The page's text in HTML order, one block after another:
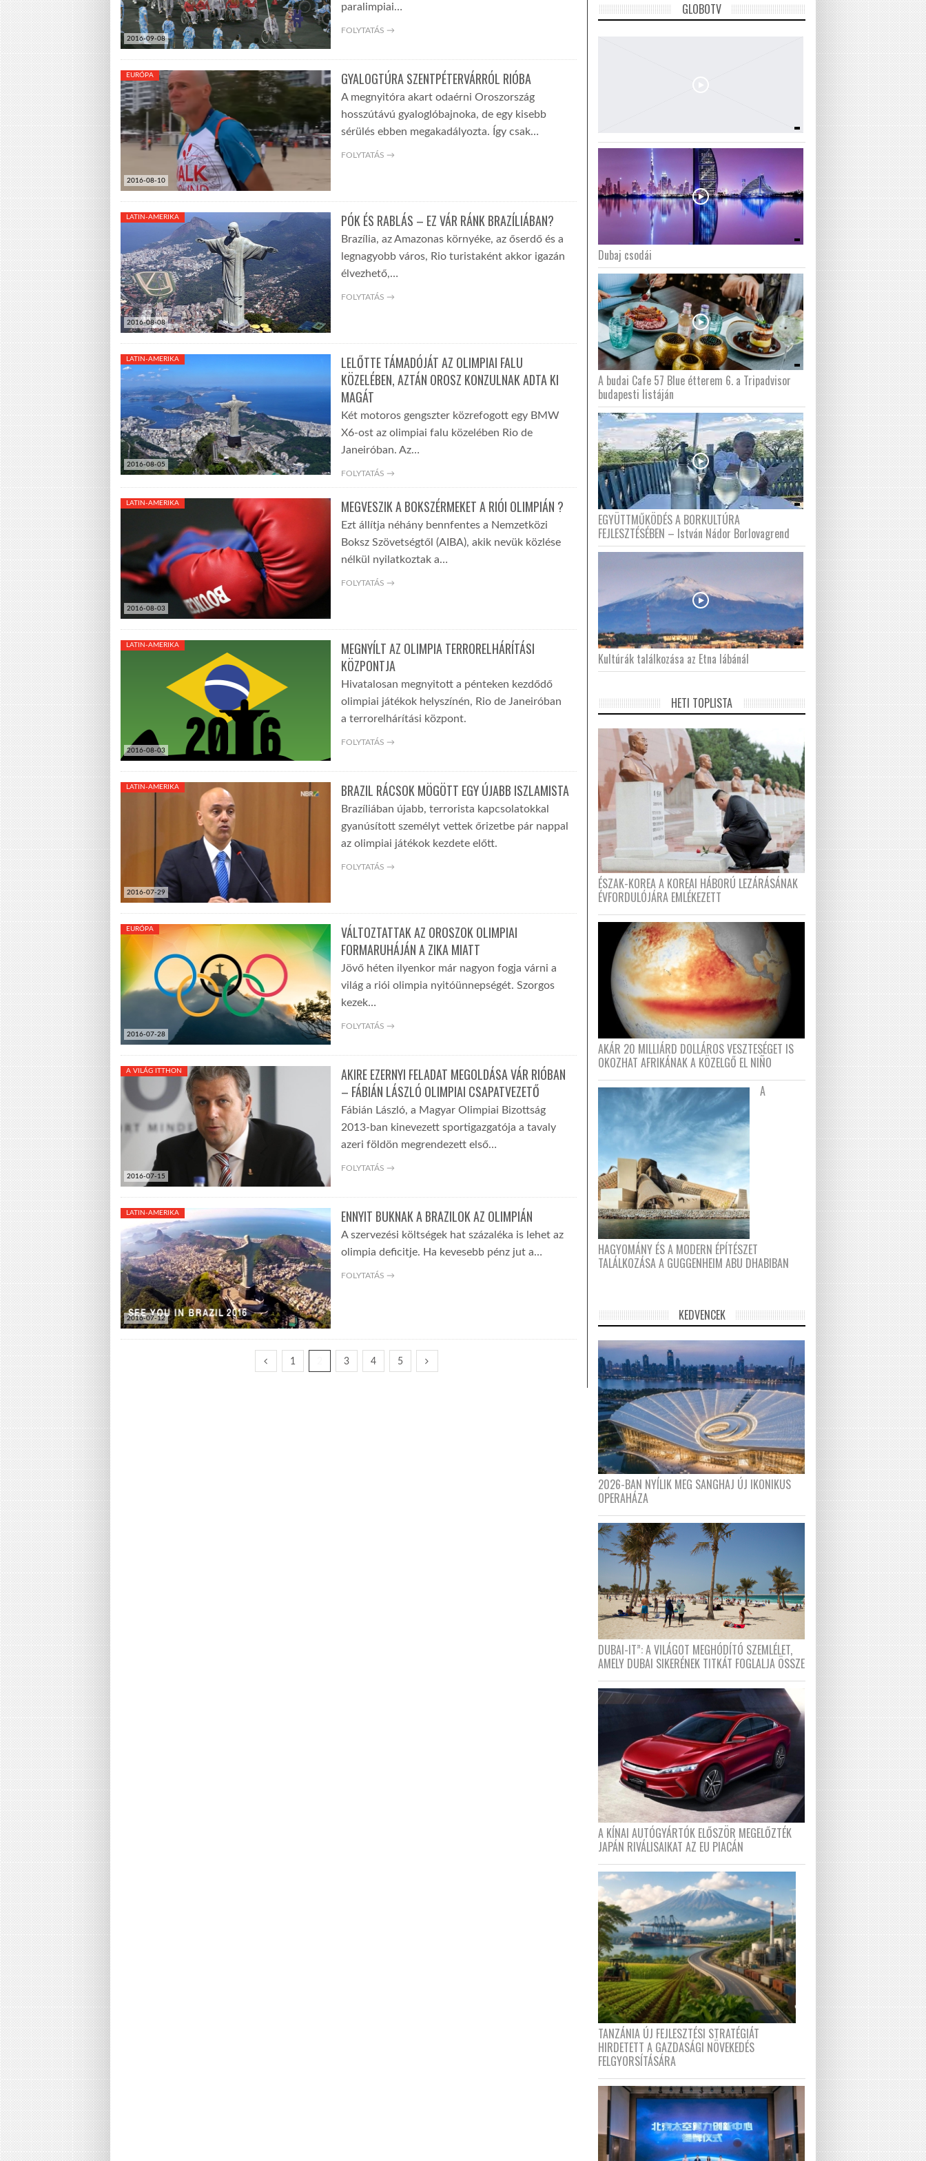
2016-09-08
paralimpiai…
FOLYTATÁS →
2016-08-10
EURÓPA GYALOGTÚRA SZENTPÉTERVÁRRÓL RIÓBA
A megnyitóra akart odaérni Oroszország
hosszútávú gyaloglóbajnoka, de egy kisebb
sérülés ebben megakadályozta. Így csak…
FOLYTATÁS →
2016-08-08
LATIN-AMERIKA PÓK ÉS RABLÁS – EZ VÁR RÁNK BRAZÍLIÁBAN?
Brazília, az Amazonas környéke, az őserdő és a
legnagyobb város, Rio turistaként akkor igazán
élvezhető,…
FOLYTATÁS →
2016-08-05
LATIN-AMERIKA
LELŐTTE TÁMADÓJÁT AZ OLIMPIAI FALU
KÖZELÉBEN, AZTÁN OROSZ KONZULNAK ADTA KI
MAGÁT
Két motoros gengszter közrefogott egy BMW
X6-ost az olimpiai falu közelében Rio de
Janeiróban. Az…
FOLYTATÁS →
2016-08-03
LATIN-AMERIKA MEGVESZIK A BOKSZÉRMEKET A RIÓI OLIMPIÁN ?
Ezt állítja néhány bennfentes a Nemzetközi
Boksz Szövetségtől (AIBA), akik nevük közlése
nélkül nyilatkoztak a…
FOLYTATÁS →
2016-08-03
LATIN-AMERIKA
MEGNYÍLT AZ OLIMPIA TERRORELHÁRÍTÁSI
KÖZPONTJA
Hivatalosan megnyitott a pénteken kezdődő
olimpiai játékok helyszínén, Rio de Janeiróban
a terrorelhárítási központ.
FOLYTATÁS →
2016-07-29
LATIN-AMERIKA BRAZIL RÁCSOK MÖGÖTT EGY ÚJABB ISZLAMISTA
Brazíliában újabb, terrorista kapcsolatokkal
gyanúsított személyt vettek őrizetbe pár nappal
az olimpiai játékok kezdete előtt.
FOLYTATÁS →
2016-07-28
EURÓPA
VÁLTOZTATTAK AZ OROSZOK OLIMPIAI
FORMARUHÁJÁN A ZIKA MIATT
Jövő héten ilyenkor már nagyon fogja várni a
világ a riói olimpia nyitóünnepségét. Szorgos
kezek…
FOLYTATÁS →
2016-07-15
A VILÁG ITTHON
AKIRE EZERNYI FELADAT MEGOLDÁSA VÁR RIÓBAN
– FÁBIÁN LÁSZLÓ OLIMPIAI CSAPATVEZETŐ
Fábián László, a Magyar Olimpiai Bizottság
2013-ban kinevezett sportigazgatója a tavaly
azeri földön megrendezett első…
FOLYTATÁS →
2016-07-12
LATIN-AMERIKA ENNYIT BUKNAK A BRAZILOK AZ OLIMPIÁN
A szervezési költségek hat százaléka is lehet az
olimpia deficitje. Ha kevesebb pénz jut a…
FOLYTATÁS →
1 3 4 5
GLOBOTV
Dubaj csodái
A budai Cafe 57 Blue étterem 6. a Tripadvisor
budapesti listáján
EGYÜTTMŰKÖDÉS A BORKULTÚRA
FEJLESZTÉSÉBEN – István Nádor Borlovagrend
Kultúrák találkozása az Etna lábánál
HETI TOPLISTA
ÉSZAK-KOREA A KOREAI HÁBORÚ LEZÁRÁSÁNAK
ÉVFORDULÓJÁRA EMLÉKEZETT
AKÁR 20 MILLIÁRD DOLLÁROS VESZTESÉGET IS
OKOZHAT AFRIKÁNAK A KÖZELGŐ EL NIÑO
A
HAGYOMÁNY ÉS A MODERN ÉPÍTÉSZET
TALÁLKOZÁSA A GUGGENHEIM ABU DHABIBAN
KEDVENCEK
2026-BAN NYÍLIK MEG SANGHAJ ÚJ IKONIKUS
OPERAHÁZA
DUBAI-IT”: A VILÁGOT MEGHÓDÍTÓ SZEMLÉLET,
AMELY DUBAI SIKERÉNEK TITKÁT FOGLALJA ÖSSZE
A KÍNAI AUTÓGYÁRTÓK ELŐSZÖR MEGELŐZTÉK
JAPÁN RIVÁLISAIKAT AZ EU PIACÁN
TANZÁNIA ÚJ FEJLESZTÉSI STRATÉGIÁT
HIRDETETT A GAZDASÁGI NÖVEKEDÉS
FELGYORSÍTÁSÁRA